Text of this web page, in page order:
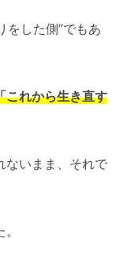
をした側”でもあ
これから生き直す
ないまま、それで